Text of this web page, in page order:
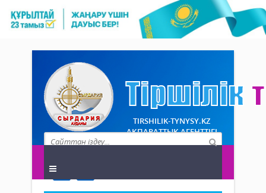
TIRSHILIK-TYNYSY.KZ
АҚПАРАТТЫҚ АГЕНТТІГІ